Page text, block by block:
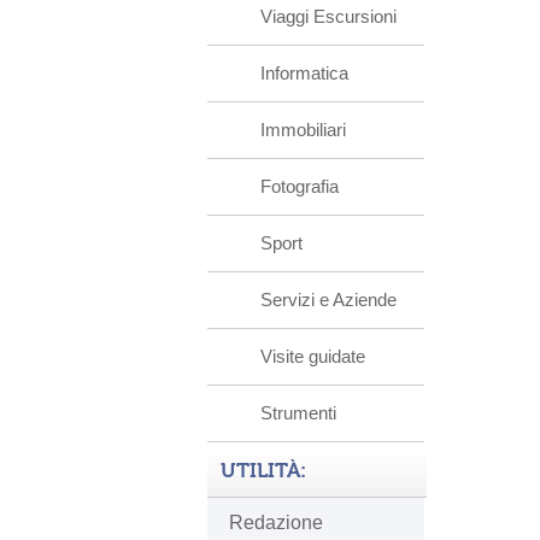
Viaggi Escursioni
Informatica
Immobiliari
Fotografia
Sport
Servizi e Aziende
Visite guidate
Strumenti
UTILITÀ:
Redazione